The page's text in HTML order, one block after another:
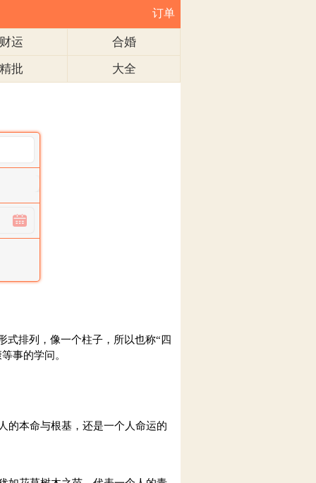
订单
运
合婚
批
大全
排列，像一个柱子，所以也称“四
事的学问。
本命与根基，还是一个人命运的